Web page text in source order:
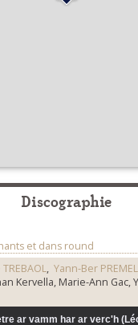
Discographie
et dans round
, Yann-Ber PREMEL
Kervella, Marie-Ann
ar vamm har ar verc'h